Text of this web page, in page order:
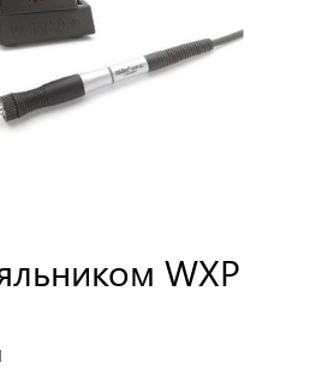
WXP